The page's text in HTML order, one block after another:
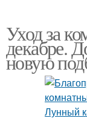
Уход за
декабре.
новую